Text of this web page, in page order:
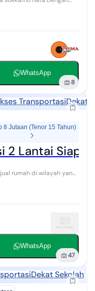
WhatsApp
8
TransportasiDekat
8 Jutaan (Tenor 15 Tahun)
2 Lantai Siap
yang mudah
WhatsApp
47
Dekat Sekolah